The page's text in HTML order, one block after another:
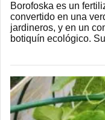
Borofoska es un
convertido en una
jardineros, y en un
botiquín ecológico.